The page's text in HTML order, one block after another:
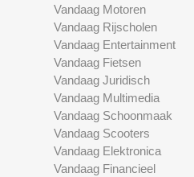
Vandaag Motoren
Vandaag Rijscholen
Vandaag Entertainment
Vandaag Fietsen
Vandaag Juridisch
Vandaag Multimedia
Vandaag Schoonmaak
Vandaag Scooters
Vandaag Elektronica
Vandaag Financieel